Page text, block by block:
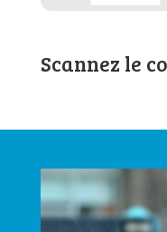
Scannez le